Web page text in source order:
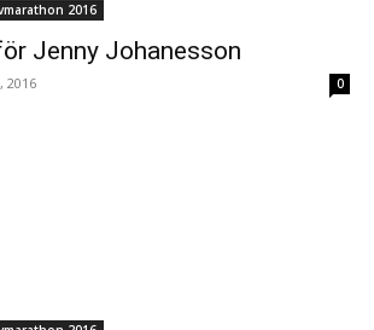
2016
Jenny Johanesson
2016 0